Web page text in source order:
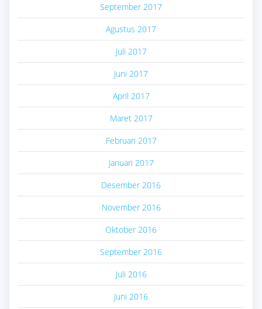
September 2017
Agustus 2017
Juli 2017
Juni 2017
April 2017
Maret 2017
Februari 2017
Januari 2017
Desember 2016
November 2016
Oktober 2016
September 2016
Juli 2016
Juni 2016